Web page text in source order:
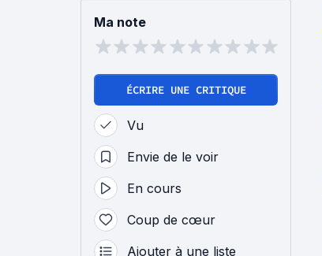
Ma note
ÉCRIRE UNE CRITIQUE
Vu
Envie de le voir
En cours
Coup de cœur
Ajouter à une liste